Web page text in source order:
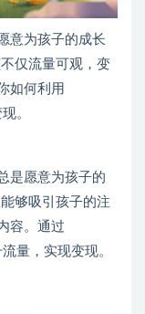
意为孩子的成长
仅流量可观，变
如何利用
。
是愿意为孩子的
够吸引孩子的注
容。通过
量，实现变现。